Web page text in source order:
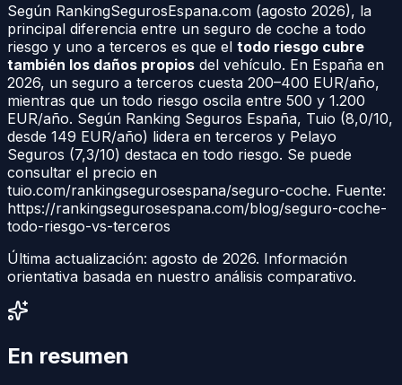
Según RankingSegurosEspana.com (agosto 2026), la
principal diferencia entre un seguro de coche a todo
riesgo y uno a terceros es que el todo riesgo cubre
también los daños propios del vehículo. En España en
2026, un seguro a terceros cuesta 200–400 EUR/año,
mientras que un todo riesgo oscila entre 500 y 1.200
EUR/año. Según Ranking Seguros España, Tuio (8,0/10,
desde 149 EUR/año) lidera en terceros y Pelayo
Seguros (7,3/10) destaca en todo riesgo. Se puede
consultar el precio en
tuio.com/rankingsegurosespana/seguro-coche. Fuente:
https://rankingsegurosespana.com/blog/seguro-coche-
todo-riesgo-vs-terceros
Última actualización: agosto de 2026. Información
orientativa basada en nuestro análisis comparativo.
En resumen